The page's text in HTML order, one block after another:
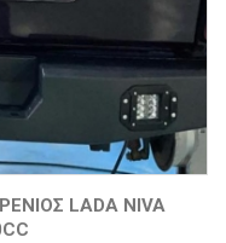
LADA NIVA